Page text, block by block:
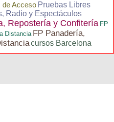
de Acceso Pruebas Libres
Radio y Espectáculos
Repostería y Confitería FP
Distancia FP Panadería,
cursos Barcelona